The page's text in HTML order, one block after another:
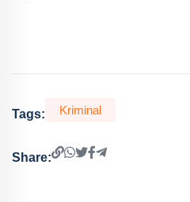
Tags: Kriminal
Share: